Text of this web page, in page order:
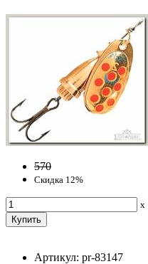
570
Скидка 12%
x
Артикул: pr-83147